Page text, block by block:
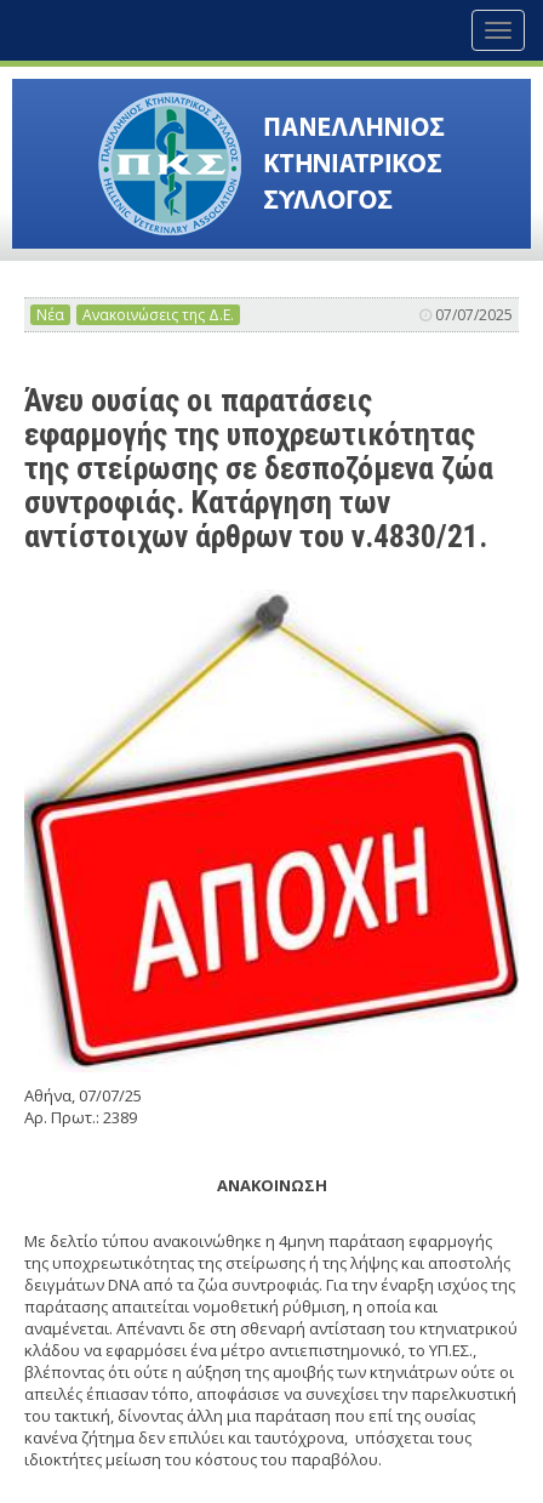
Νέα Ανακοινώσεις της Δ.Ε. 07/07/2025
Άνευ ουσίας οι παρατάσεις
εφαρμογής της υποχρεωτικότητας
της στείρωσης σε δεσποζόμενα ζώα
συντροφιάς. Κατάργηση των
αντίστοιχων άρθρων του ν.4830/21.
Αθήνα, 07/07/25
Αρ. Πρωτ.: 2389
ΑΝΑΚΟΙΝΩΣΗ
Με δελτίο τύπου ανακοινώθηκε η 4μηνη παράταση εφαρμογής
της υποχρεωτικότητας της στείρωσης ή της λήψης και αποστολής
δειγμάτων DNA από τα ζώα συντροφιάς. Για την έναρξη ισχύος της
παράτασης απαιτείται νομοθετική ρύθμιση, η οποία και
αναμένεται. Απέναντι δε στη σθεναρή αντίσταση του κτηνιατρικού
κλάδου να εφαρμόσει ένα μέτρο αντιεπιστημονικό, το ΥΠ.ΕΣ.,
βλέποντας ότι ούτε η αύξηση της αμοιβής των κτηνιάτρων ούτε οι
απειλές έπιασαν τόπο, αποφάσισε να συνεχίσει την παρελκυστική
του τακτική, δίνοντας άλλη μια παράταση που επί της ουσίας
κανένα ζήτημα δεν επιλύει και ταυτόχρονα, υπόσχεται τους
ιδιοκτήτες μείωση του κόστους του παραβόλου.